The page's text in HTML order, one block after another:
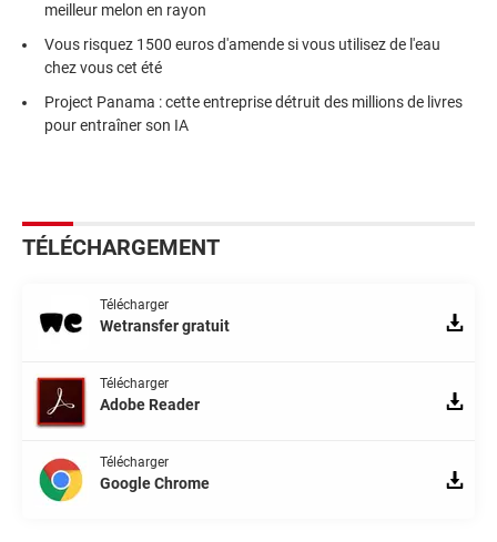
meilleur melon en rayon
Vous risquez 1500 euros d'amende si vous utilisez de l'eau
chez vous cet été
Project Panama : cette entreprise détruit des millions de livres
pour entraîner son IA
TÉLÉCHARGEMENT
Télécharger
Wetransfer gratuit
Télécharger
Adobe Reader
Télécharger
Google Chrome